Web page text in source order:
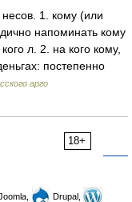
1. кому (или
напоминать кому
л. 2. на кого кому,
постепенно
арго
18+
Drupal,